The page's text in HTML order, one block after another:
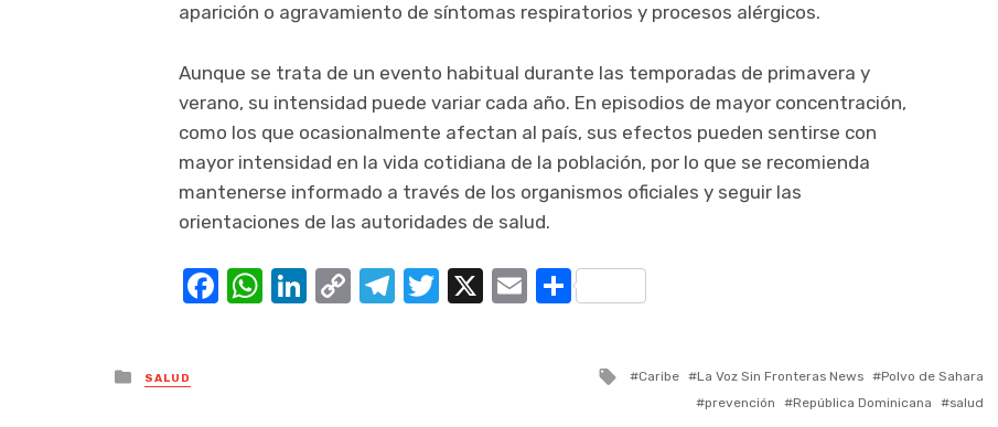
aparición o agravamiento de síntomas respiratorios y procesos alérgicos.
Aunque se trata de un evento habitual durante las temporadas de primavera y
verano, su intensidad puede variar cada año. En episodios de mayor concentración,
como los que ocasionalmente afectan al país, sus efectos pueden sentirse con
mayor intensidad en la vida cotidiana de la población, por lo que se recomienda
mantenerse informado a través de los organismos oficiales y seguir las
orientaciones de las autoridades de salud.
Facebook
WhatsApp
LinkedIn
CopyTelegram
Twitter
X EmailCompartir
Posted
in
SALUD
Tagged
Caribe La Voz Sin Fronteras News
Polvo de Sahara
prevención
República Dominicana salud